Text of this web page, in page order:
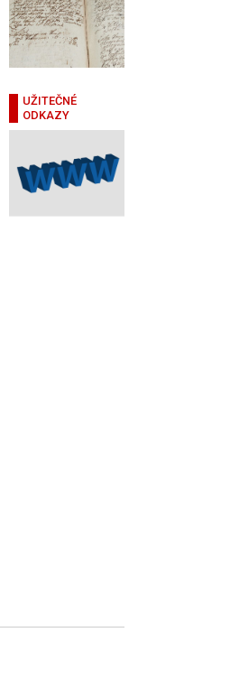
UŽITEČNÉ
ODKAZY